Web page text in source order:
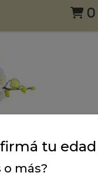
0
tu edad
o más?